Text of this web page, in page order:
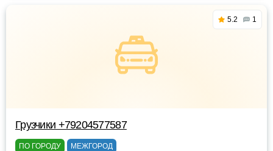
5.2 1
Грузчики +79204577587
ПО ГОРОДУ МЕЖГОРОД